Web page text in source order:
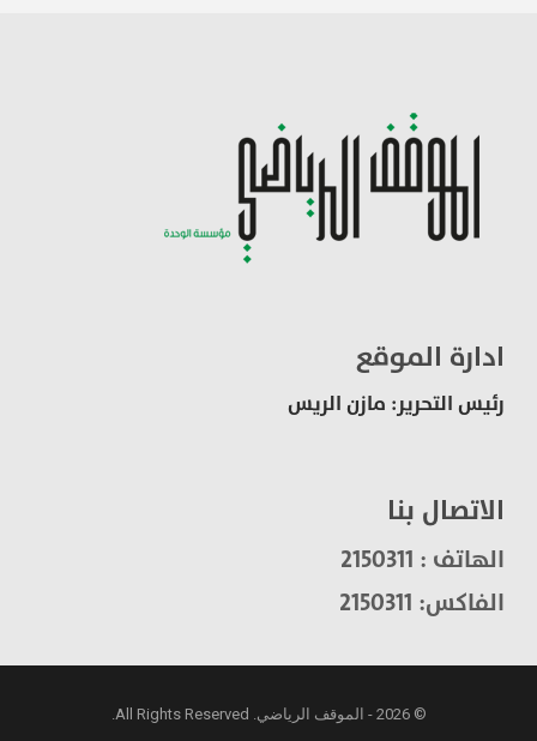
ادارة الموقع
رئيس التحرير: مازن الريس
الاتصال بنا
الهاتف : 2150311
الفاكس: 2150311
© 2026 - الموقف الرياضي. All Rights Reserved.